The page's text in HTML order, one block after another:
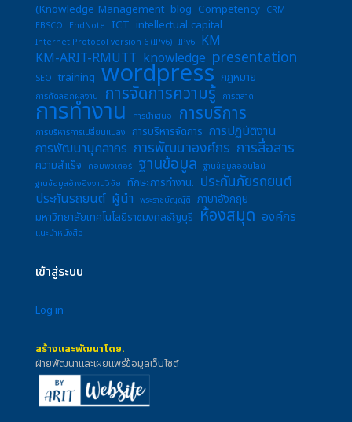
(Knowledge Management blog Competency CRM
EBSCO
EndNote ICT intellectual capital
Internet Protocol version 6 (IPv6) IPv6 KM
KM-ARIT-RMUTT knowledge presentation
SEO training wordpress กฎหมาย
การคัดลอกผลงาน การจัดการความรู้ การตลาด
การทำงาน การนำเสนอ การบริการ
การบริหารการเปลี่ยนแปลง การบริหารจัดการ การปฏิบัติงาน
การพัฒนาบุคลากร การพัฒนาองค์กร การสื่อสาร
ความสำเร็จ คอมพิวเตอร์ ฐานข้อมูล ฐานข้อมูลออนไลน์
ฐานข้อมูลอ้างอิงงานวิจัย
ทักษะการทำงาน. ประกันภัยรถยนต์
ประกันรถยนต์ ผู้นำ พระราชบัญญัติ ภาษาอังกฤษ
มหาวิทยาลัยเทคโนโลยีราชมงคลธัญบุรี ห้องสมุด องค์กร
แนะนำหนังสือ
เข้าสู่ระบบ
Log in
สร้างและพัฒนาโดย.
ฝ่ายพัฒนาและเผยแพร่ข้อมูลเว็บไซต์